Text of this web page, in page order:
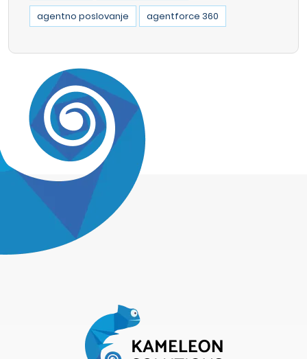
agentno poslovanje agentforce 360